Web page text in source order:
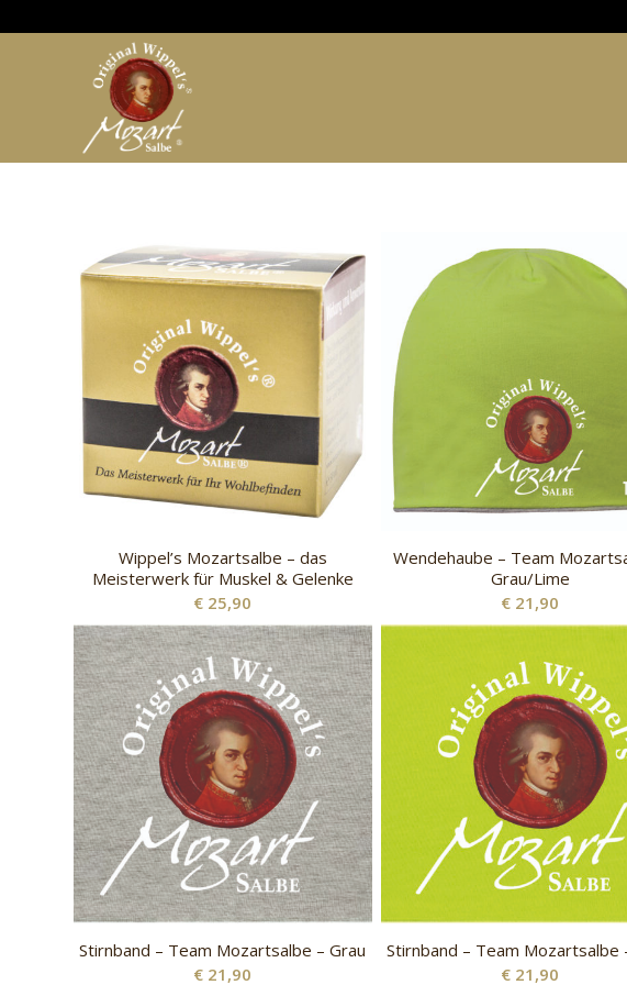
Wippel’s Mozartsalbe – das
Meisterwerk für Muskel & Gelenke
€ 25,90
Wendehaube – Team
Grau/Lime
€ 21,90
Stirnband – Team Mozartsalbe – Grau
€ 21,90
Stirnband – Team Mozartsalbe
€ 21,90